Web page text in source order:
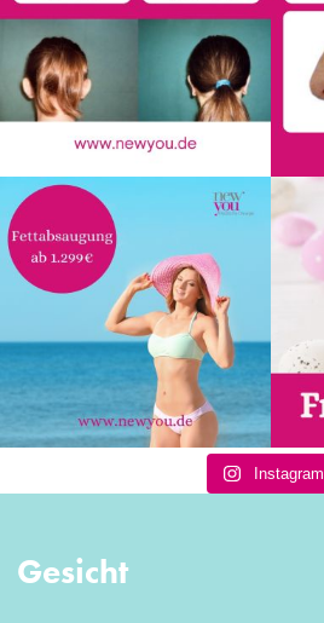
Instagram
Gesicht